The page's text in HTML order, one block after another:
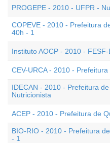
PROGEPE - 2010 - UFPR -
COPEVE - 2010 - Prefeitura
40h - 1
Instituto AOCP - 2010 -
CEV-URCA - 2010 -
IDECAN - 2010 - Prefeitura
Nutricionista
ACEP - 2010 - Prefeitura de
BIO-RIO - 2010 - Prefeitura
- 1